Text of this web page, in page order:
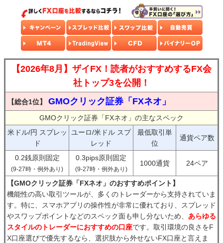
【2026年8月】ザイFX！読者がおすすめするFX会
社トップ3を公開！
【総合1位】 GMOクリック証券「FXネオ」
GMOクリック証券「FXネオ」の主なスペック
米ドル/円 スプレッ
ド
ユーロ/米ドル スプ
レッド
最低取引単
位
通貨ペア数
0.2銭原則固定
(9-27時・例外あり)
0.3pips原則固定
(9-27時・例外あり)
1000通貨 24ペア
【GMOクリック証券「FXネオ」のおすすめポイント】
機能性の高い取引ツールが、多くのトレーダーから支持されていま
す。特に、スマホアプリの操作性が非常に優れており、スプレッド
やスワップポイントなどのスペック面も申し分ないため、 あらゆる
スタイルのトレーダーにおすすめの口座です。取引環境の良さをF
X口座選びで優先するなら、選択肢から外せないFX口座と言えま